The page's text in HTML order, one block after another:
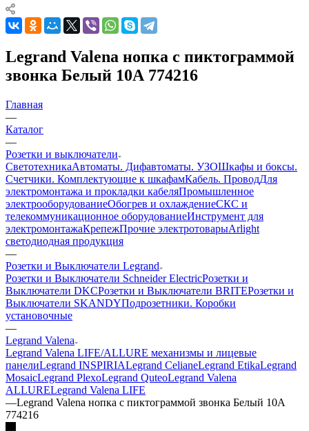
Legrand Valena нопка с пиктограммой
звонка Белый 10А 774216
Главная
—
Каталог
—
Розетки и выключатели
СветотехникаАвтоматы. Дифавтоматы. УЗОШкафы и боксы.
Счетчики. Комплектующие к шкафамКабель. ПроводДля
электромонтажа и прокладки кабеляПромышленное
электрооборудованиеОбогрев и охлаждениеСКС и
телекоммуникационное оборудованиеИнструмент для
электромонтажаКрепежПрочие электротоварыArlight
светодиодная продукция
—
Розетки и Выключатели Legrand
Розетки и Выключатели Schneider ElectricРозетки и
Выключатели DKCРозетки и Выключатели BRITEРозетки и
Выключатели SKANDYПодрозетники. Коробки
установочные
—
Legrand Valena
Legrand Valena LIFE/ALLURE механизмы и лицевые
панелиLegrand INSPIRIALegrand CelianeLegrand EtikaLegrand
MosaicLegrand PlexoLegrand QuteoLegrand Valena
ALLURELegrand Valena LIFE
—Legrand Valena нопка с пиктограммой звонка Белый 10А
774216